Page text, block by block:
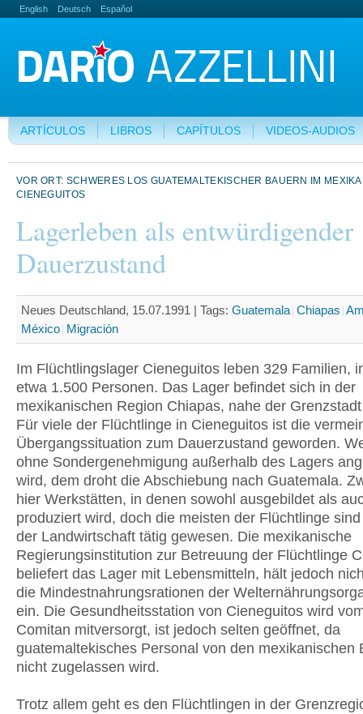
English Deutsch Español
ARTÍCULOS LIBROS CAPÍTULOS VIDEOS-AUDIOS
VOR ORT: SCHWERES LOS GUATEMALTEKISCHER BAUERN IM
CIENEGUITOS
Lagerleben als entwürdigender
Dauerzustand
Neues Deutschland, 15.07.1991 | Tags: Guatemala Chiapas
México Migración
Im Flüchtlingslager Cieneguitos leben 329 Familien,
etwa 1.500 Personen. Das Lager befindet sich in der
mexikanischen Region Chiapas, nahe der
Für viele der Flüchtlinge in Cieneguitos ist die
Übergangssituation zum Dauerzustand geworden.
ohne Sondergenehmigung außerhalb des Lagers
wird, dem droht die Abschiebung nach Guatemala.
hier Werkstätten, in denen sowohl ausgebildet als
produziert wird, doch die meisten der Flüchtlinge
der Landwirtschaft tätig gewesen. Die mexikanische
Regierungsinstitution zur Betreuung der Flüchtlinge
beliefert das Lager mit Lebensmitteln, hält jedoch
die Mindestnahrungsrationen der
ein. Die Gesundheitsstation von Cieneguitos wird
Comitan mitversorgt, ist jedoch selten geöffnet, da
guatemaltekisches Personal von den mexikanischen
nicht zugelassen wird.
Trotz allem geht es den Flüchtlingen in der